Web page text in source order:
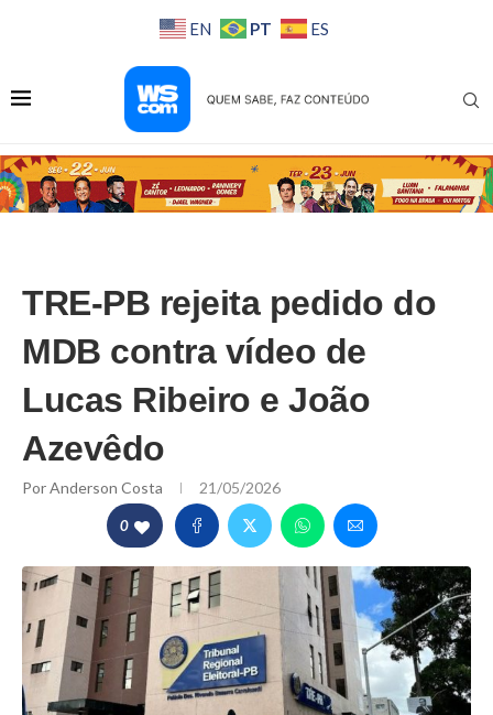
EN PT ES
TRE-PB rejeita pedido do
MDB contra vídeo de
Lucas Ribeiro e João
Azevêdo
PorAnderson Costa 21/05/2026
0